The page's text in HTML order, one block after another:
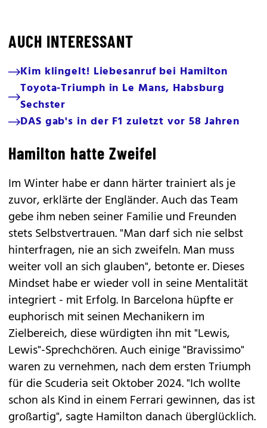
AUCH INTERESSANT
Kim klingelt! Liebesanruf bei Hamilton
Toyota-Triumph in Le Mans, Habsburg
Sechster
DAS gab's in der F1 zuletzt vor 58 Jahren
Hamilton hatte Zweifel
Im Winter habe er dann härter trainiert als je
zuvor, erklärte der Engländer. Auch das Team
gebe ihm neben seiner Familie und Freunden
stets Selbstvertrauen. "Man darf sich nie selbst
hinterfragen, nie an sich zweifeln. Man muss
weiter voll an sich glauben", betonte er. Dieses
Mindset habe er wieder voll in seine Mentalität
integriert - mit Erfolg. In Barcelona hüpfte er
euphorisch mit seinen Mechanikern im
Zielbereich, diese würdigten ihn mit "Lewis,
Lewis"-Sprechchören. Auch einige "Bravissimo"
waren zu vernehmen, nach dem ersten Triumph
für die Scuderia seit Oktober 2024. "Ich wollte
schon als Kind in einem Ferrari gewinnen, das ist
großartig", sagte Hamilton danach überglücklich.